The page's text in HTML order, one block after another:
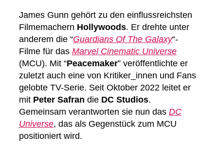
James Gunn gehört zu den einflussreichsten
Filmemachern Hollywoods. Er drehte unter
anderem die “Guardians Of The Galaxy“-
Filme für das Marvel Cinematic Universe
(MCU). Mit “Peacemaker” veröffentlichte er
zuletzt auch eine von Kritiker_innen und Fans
gelobte TV-Serie. Seit Oktober 2022 leitet er
mit Peter Safran die DC Studios.
Gemeinsam verantworten sie nun das DC
Universe, das als Gegenstück zum MCU
positioniert wird.